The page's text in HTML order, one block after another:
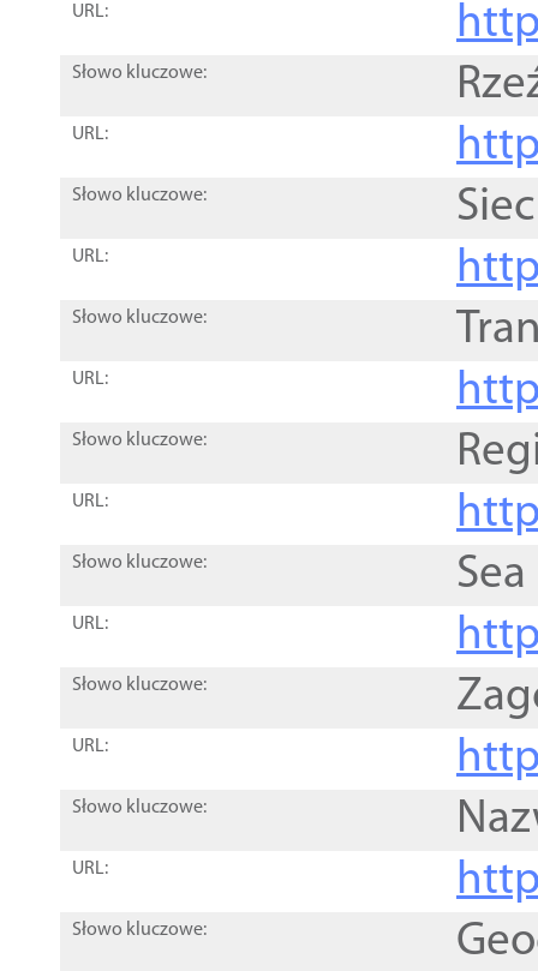
URL:
Słowo kluczowe:
URL:
Słowo kluczowe:
URL:
Słowo kluczowe:
URL:
Słowo kluczowe:
URL:
Słowo kluczowe:
URL:
Słowo kluczowe:
URL:
Słowo kluczowe:
URL:
Słowo kluczowe: